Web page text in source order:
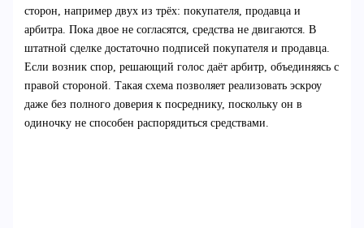
сторон, например двух из трёх: покупателя, продавца и
арбитра. Пока двое не согласятся, средства не двигаются. В
штатной сделке достаточно подписей покупателя и продавца.
Если возник спор, решающий голос даёт арбитр, объединяясь с
правой стороной. Такая схема позволяет реализовать эскроу
даже без полного доверия к посреднику, поскольку он в
одиночку не способен распорядиться средствами.